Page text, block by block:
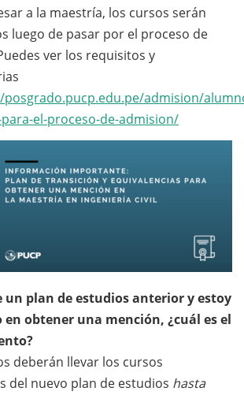
a la maestría, los cursos serán
luego de pasar por el proceso de
ver los requisitos y
admision/
el-proceso-de-admision/
un plan de estudios anterior y estoy
en obtener una mención, ¿cuál es el
deberán llevar los cursos
del nuevo plan de estudios hasta